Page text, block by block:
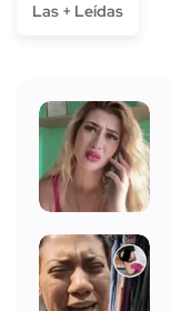
Las + Leídas